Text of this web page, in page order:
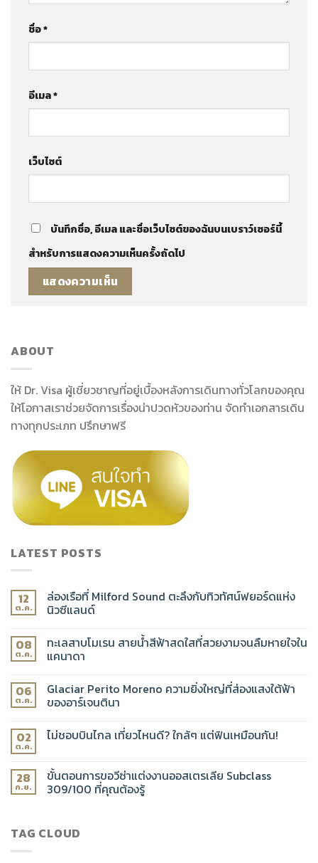
ชื่อ*
อีเมล*
เว็บไซต์
บันทึกชื่อ, อีเมล และชื่อเว็บไซต์ของฉันบนเบราว์เซอร์นี้
สำหรับการแสดงความเห็นครั้งถัดไป
ABOUT
ให้ Dr. Visa ผู้เชี่ยวชาญที่อยู่เบื้องหลังการเดินทางทั่วโลกของคุณ
ให้โอกาสเราช่วยจัดการเรื่องน่าปวดหัวของท่าน จัดทำเอกสารเดิน
ทางทุกประเภท ปรึกษาฟรี
LATEST POSTS
12
ต.ค.
ล่องเรือที่ Milford Sound ตะลึงกับทิวทัศน์ฟยอร์ดแห่ง
นิวซีแลนด์
08
ต.ค.
ทะเลสาบโมเรน สายน้ำสีฟ้าสดใสที่สวยงามจนลืมหายใจใน
แคนาดา
06
ต.ค.
Glaciar Perito Moreno ความยิ่งใหญ่ที่ส่องแสงใต้ฟ้า
ของอาร์เจนตินา
02
ต.ค.
ไม่ชอบบินไกล เที่ยวไหนดี? ใกล้ๆ แต่ฟินเหมือนกัน!
28
ก.ย.
ขั้นตอนการขอวีซ่าแต่งงานออสเตรเลีย Subclass
309/100 ที่คุณต้องรู้
TAG CLOUD